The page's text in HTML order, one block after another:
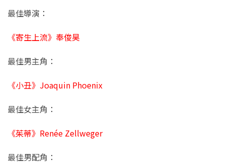
最佳導演：
《寄生上流》奉俊昊
最佳男主角：
《小丑》Joaquin Phoenix
最佳女主角：
《茱蒂》Renée Zellweger
最佳男配角：